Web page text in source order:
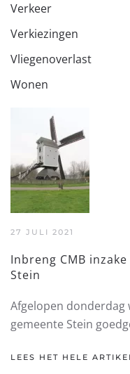
Verkeer
Verkiezingen
Vliegenoverlast
Wonen
27 JULI 2021
Inbreng CMB
Stein
Afgelopen donderdag
gemeente Stein
LEES HET HELE